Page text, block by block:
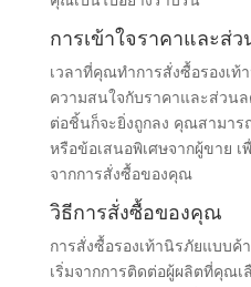
การเข้าใจราคาและส่ว
เวลาที่คุณทำการสั่งซื้อรองเ
ความสนใจกับราคาและส่วน
ต่อชิ้นก็จะยิ่งถูกลง คุณสามาร
หรือข้อเสนอพิเศษจากผู้ขาย
จากการสั่งซื้อของคุณ
วิธีการสั่งซื้อของคุณ
การสั่งซื้อรองเท้านิรภัยแบบ
เริ่มจากการติดต่อผู้ผลิตที่คุณเ